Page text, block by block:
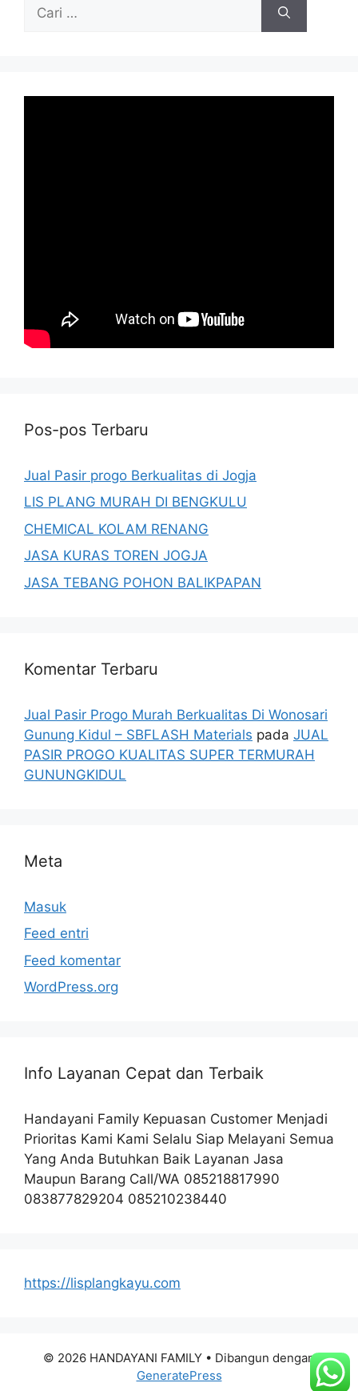
untuk:
Pos-pos Terbaru
Jual Pasir progo Berkualitas di Jogja
LIS PLANG MURAH DI BENGKULU
CHEMICAL KOLAM RENANG
JASA KURAS TOREN JOGJA
JASA TEBANG POHON BALIKPAPAN
Komentar Terbaru
Jual Pasir Progo Murah Berkualitas Di Wonosari
Gunung Kidul – SBFLASH Materials pada JUAL
PASIR PROGO KUALITAS SUPER TERMURAH
GUNUNGKIDUL
Meta
Masuk
Feed entri
Feed komentar
WordPress.org
Info Layanan Cepat dan Terbaik
Handayani Family Kepuasan Customer Menjadi
Prioritas Kami Kami Selalu Siap Melayani Semua
Yang Anda Butuhkan Baik Layanan Jasa
Maupun Barang Call/WA 085218817990
083877829204 085210238440
https://lisplangkayu.com
© 2026 HANDAYANI FAMILY • Dibangun dengan
GeneratePress